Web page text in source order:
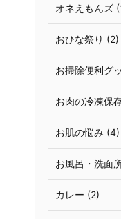
オネえもんズ
おひな祭り (2)
お掃除便利グ
お肉の冷凍保
お肌の悩み (4)
お風呂・洗面
カレー (2)